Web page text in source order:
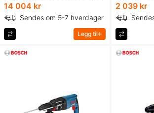
14 004 kr
Sendes om 5-7 hverdager
Legg til
2 039 kr